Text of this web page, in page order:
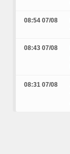
08:54 07/08
08:43 07/08
08:31 07/08